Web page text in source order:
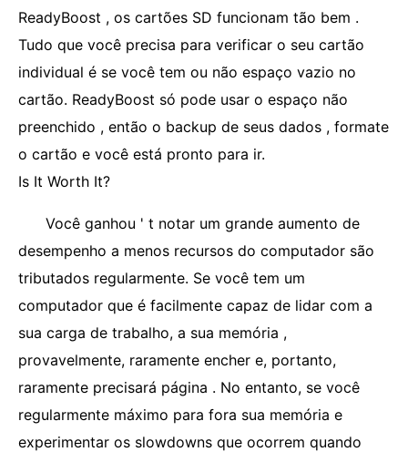
ReadyBoost , os cartões SD funcionam tão bem .
Tudo que você precisa para verificar o seu cartão
individual é se você tem ou não espaço vazio no
cartão. ReadyBoost só pode usar o espaço não
preenchido , então o backup de seus dados , formate
o cartão e você está pronto para ir.
Is It Worth It?
Você ganhou ' t notar um grande aumento de
desempenho a menos recursos do computador são
tributados regularmente. Se você tem um
computador que é facilmente capaz de lidar com a
sua carga de trabalho, a sua memória ,
provavelmente, raramente encher e, portanto,
raramente precisará página . No entanto, se você
regularmente máximo para fora sua memória e
experimentar os slowdowns que ocorrem quando